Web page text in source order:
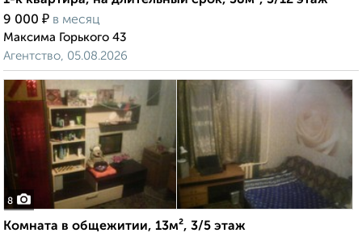
9 000 ₽ в месяц
Максима Горького 43
Агентство, 05.08.2026
8
Комната в общежитии, 13м², 3/5 этаж